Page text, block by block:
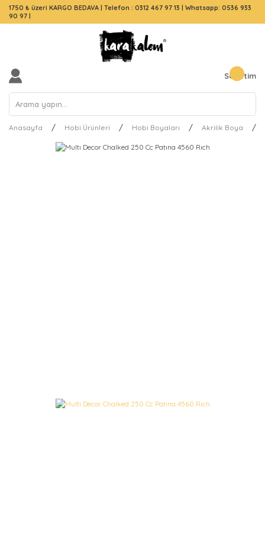
1750 ₺ üzeri KARGO BEDAVA | Telefon : 0312 467 97 13 | Whatsapp: 0536 933
90 97 |
Sepetim
Anasayfa Hobi Ürünleri Hobi Boyaları Akrilik Boya